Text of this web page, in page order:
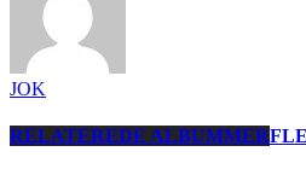
JOK
RELATEREDE ALBUMMER